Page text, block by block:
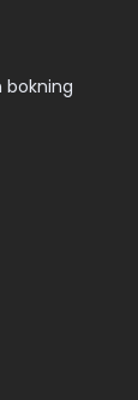
bokning